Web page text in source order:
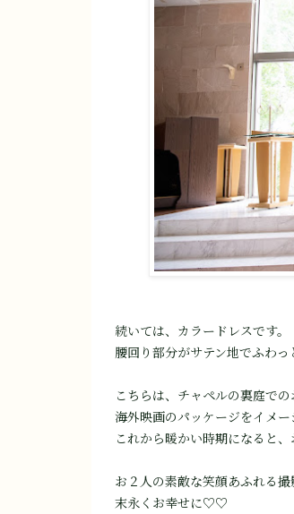
続いては、カラードレスです。
腰回り部分がサテン地でふわ
こちらは、チャペルの裏庭での
海外映画のパッケージをイメ
これから暖かい時期になると
お２人の素敵な笑顔あふれる
末永くお幸せに♡♡